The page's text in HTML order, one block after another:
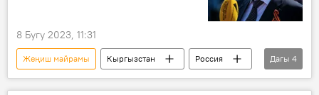
8 Бугу 2023, 11:31
Жеңиш майрамы Кыргызстан
Россия
кызматташтык
элчи
куттуктоо
Дагы 4